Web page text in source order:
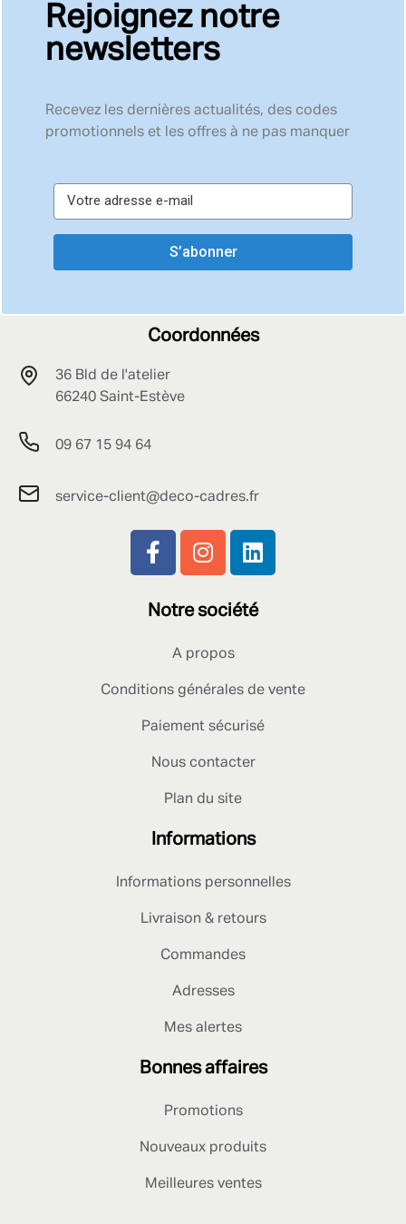
Rejoignez notre
newsletters
Recevez les dernières actualités, des codes
promotionnels et les offres à ne pas manquer
S’abonner
Coordonnées
36 Bld de l'atelier
66240 Saint-Estève
09 67 15 94 64
service-client@deco-cadres.fr
Notre société
A propos
Conditions générales de vente
Paiement sécurisé
Nous contacter
Plan du site
Informations
Informations personnelles
Livraison & retours
Commandes
Adresses
Mes alertes
Bonnes affaires
Promotions
Nouveaux produits
Meilleures ventes